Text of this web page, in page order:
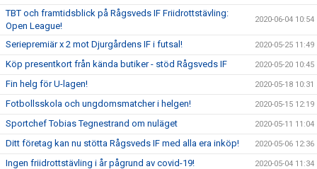
TBT och framtidsblick på Rågsveds IF Friidrottstävling:
Open League!
2020-06-04 10:54
Seriepremiär x 2 mot Djurgårdens IF i futsal! 2020-05-25 11:49
Köp presentkort från kända butiker - stöd Rågsveds IF 2020-05-20 10:45
Fin helg för U-lagen! 2020-05-18 10:31
Fotbollsskola och ungdomsmatcher i helgen! 2020-05-15 12:19
Sportchef Tobias Tegnestrand om nuläget 2020-05-11 11:04
Ditt företag kan nu stötta Rågsveds IF med alla era inköp! 2020-05-06 12:36
Ingen friidrottstävling i år pågrund av covid-19! 2020-05-04 11:34